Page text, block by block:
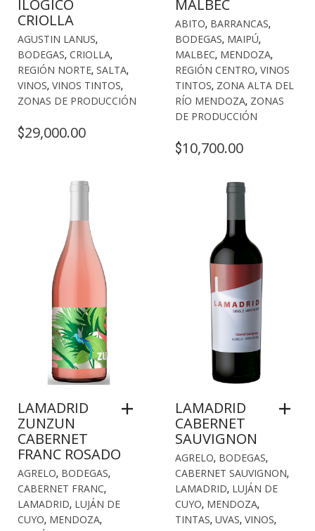
ILÓGICO
CRIOLLA
AGUSTIN LANUS,
BODEGAS, CRIOLLA,
REGIÓN NORTE, SALTA,
VINOS, VINOS TINTOS,
ZONAS DE PRODUCCIÓN
$29,000.00
MALBEC
ABITO, BARRANCAS,
BODEGAS, MAIPÚ,
MALBEC, MENDOZA,
REGIÓN CENTRO, VINOS
TINTOS, ZONA ALTA DEL
RÍO MENDOZA, ZONAS
DE PRODUCCIÓN
$10,700.00
LAMADRID
ZUNZUN
CABERNET
FRANC ROSADO
AGRELO, BODEGAS,
CABERNET FRANC,
LAMADRID, LUJÁN DE
CUYO, MENDOZA,
LAMADRID
CABERNET
SAUVIGNON
AGRELO, BODEGAS,
CABERNET SAUVIGNON,
LAMADRID, LUJÁN DE
CUYO, MENDOZA,
TINTAS, UVAS, VINOS,